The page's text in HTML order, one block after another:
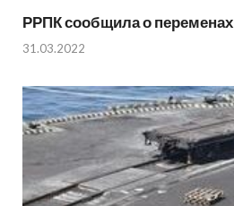
РРПК сообщила о переменах
31.03.2022